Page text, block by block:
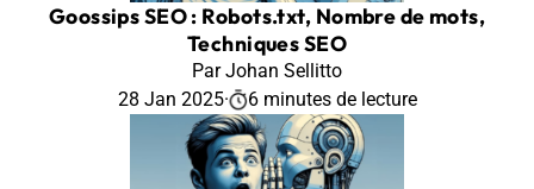
Goossips SEO : Robots.txt, Nombre de mots,
Techniques SEO
Par Johan Sellitto
28 Jan 2025· 6 minutes de lecture